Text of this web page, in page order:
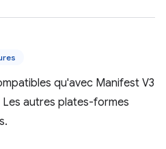
qu'avec Manifest V3
autres plates-formes